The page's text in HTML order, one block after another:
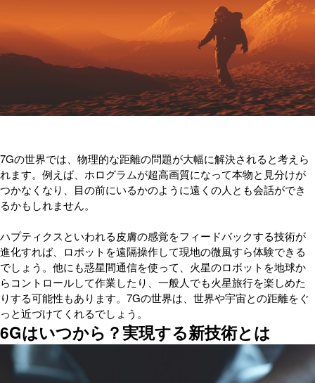
7Gの世界では、物理的な距離の問題が大幅に解決されると考えら
れます。例えば、ホログラムが超高画質になって本物と見分けが
つかなくなり、目の前にいるかのように遠くの人とも会話ができ
るかもしれません。
ハプティクスといわれる皮膚の感覚をフィードバックする技術が
進化すれば、ロボットを遠隔操作して現地の微風すら体験できる
でしょう。他にも惑星間通信を使って、火星のロボットを地球か
らコントロールして作業したり、一般人でも火星旅行を楽しめた
りする可能性もあります。7Gの世界は、世界や宇宙との距離をぐ
っと近づけてくれるでしょう。
6Gはいつから？実現する新技術とは